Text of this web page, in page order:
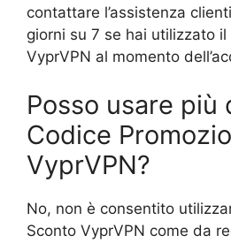
contattare l’assistenza
giorni su 7 se hai utilizzato
VyprVPN al momento
Posso usare più
Codice
VyprVPN?
No, non è consentito
Sconto VyprVPN come da